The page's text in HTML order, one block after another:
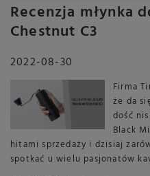
Recenzja młynka
Chestnut C3
2022-08-30
Firma
że da
dość
Black
hitami sprzedaży i dzisiaj
spotkać u wielu pasjonatów